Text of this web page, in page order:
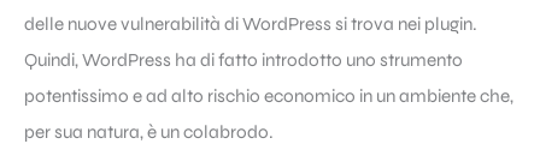
delle nuove vulnerabilità di WordPress si trova nei plugin.
Quindi, WordPress ha di fatto introdotto uno strumento
potentissimo e ad alto rischio economico in un ambiente che,
per sua natura, è un colabrodo.